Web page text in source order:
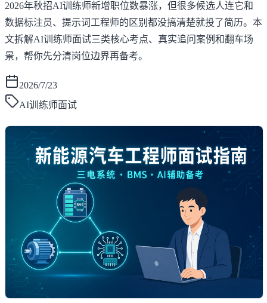
2026年秋招AI训练师新增职位数暴涨，但很多候选人连它和
数据标注员、提示词工程师的区别都没搞清楚就投了简历。本
文拆解AI训练师面试三类核心考点、真实追问案例和翻车场
景，帮你先分清岗位边界再备考。
2026/7/23
AI训练师面试